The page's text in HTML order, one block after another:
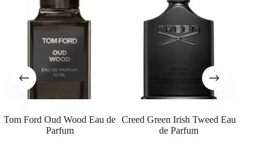
Tom Ford Oud Wood Eau de
Parfum
Creed Green Irish Tweed Eau
de Parfum